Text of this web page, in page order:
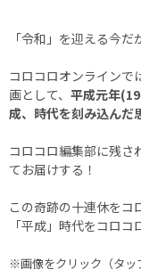
「令和」を迎える今
コロコロオンラインで
画として、 平成元年
成、時代を刻み込んだ
コロコロ編集部に残さ
てお届けする！
この奇跡の十連休をコ
「平成」時代をコロ
※画像をクリック（タッ